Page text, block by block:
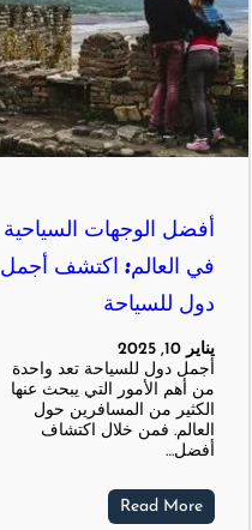
أفضل الوجهات السياحية
في العالم: اكتشف أجمل
دول للسياحة
يناير 10, 2025
أجمل دول للسياحة تعد واحدة
من أهم الأمور التي يبحث عنها
الكثير من المسافرين حول
العالم. فمن خلال اكتشاف
أفضل…
Read More